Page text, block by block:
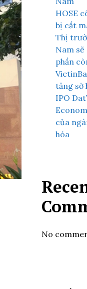
HOSE
bị cắt
Thị
Nam
phần
tăng sở
IPO
của
hóa
No